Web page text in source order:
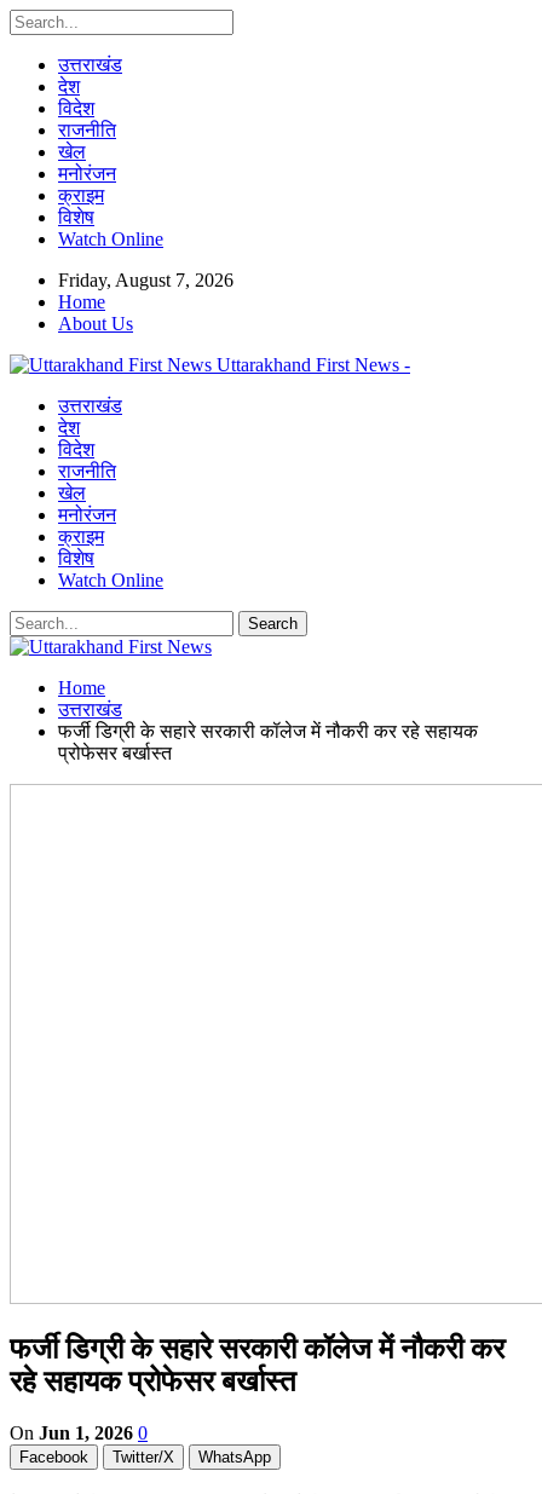
उत्तराखंड
देश
विदेश
राजनीति
खेल
मनोरंजन
क्राइम
विशेष
Watch Online
Friday, August 7, 2026
Home
About Us
Uttarakhand First News -
उत्तराखंड
देश
विदेश
राजनीति
खेल
मनोरंजन
क्राइम
विशेष
Watch Online
Home
उत्तराखंड
फर्जी डिग्री के सहारे सरकारी कॉलेज में नौकरी कर रहे सहायक
प्रोफेसर बर्खास्त
फर्जी डिग्री के सहारे सरकारी कॉलेज में नौकरी कर
रहे सहायक प्रोफेसर बर्खास्त
On Jun 1, 2026 0
Facebook Twitter/X WhatsApp